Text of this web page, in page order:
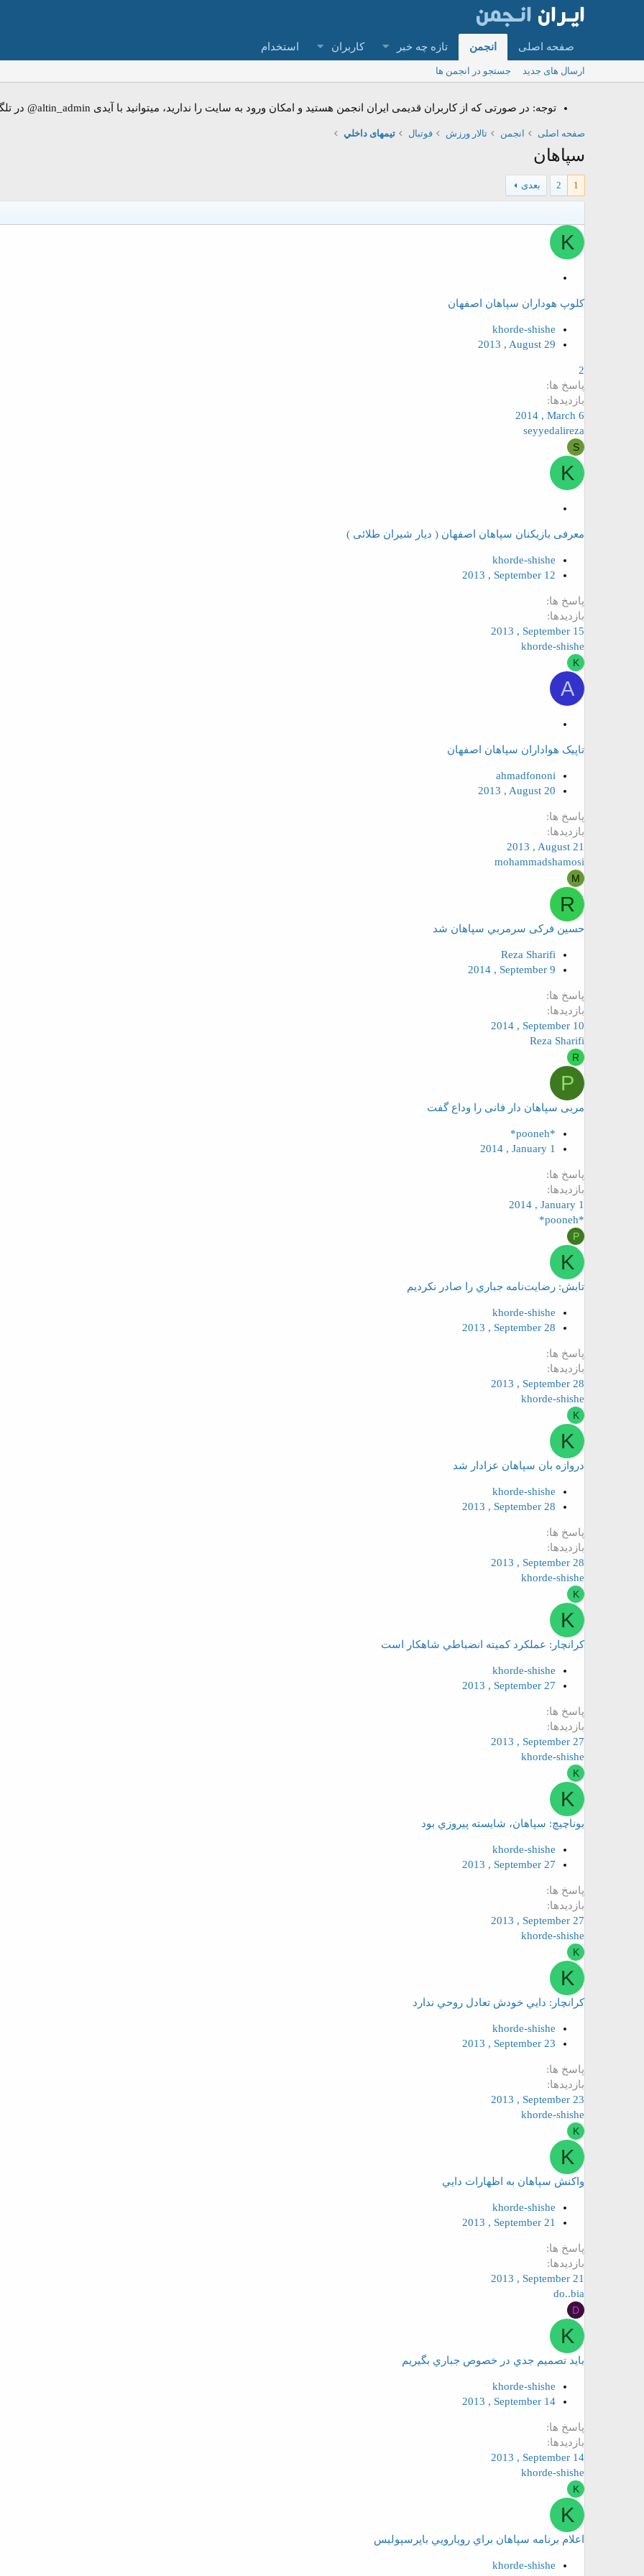
صفحه اصلی انجمن تازه چه خبر کاربران استخدام
ارسال های جدید جستجو در انجمن ها
توجه: در صورتی که از کاربران قدیمی ایران انجمن هستید و امکان ورود به سایت را ندارید، میتوانید با آیدی altin_admin@ در تلگرام تماس حاصل نمایید.
صفحه اصلی انجمن تالار ورزش فوتبال تیمهای داخلي
سپاهان
1
2 بعدی
K
م
کلوپ هوداران سپاهان اصفهان
khorde-shishe
2013 , August 29
2
پاسخ ها
بازدیدها
2014 , March 6
seyyedalireza
S
K
م
معرفی بازیکنان سپاهان اصفهان ( دیار شیران طلائی )
khorde-shishe
2013 , September 12
پاسخ ها
بازدیدها
2013 , September 15
khorde-shishe
K
A
م
تاپیک هواداران سپاهان اصفهان
ahmadfononi
2013 , August 20
پاسخ ها
بازدیدها
2013 , August 21
mohammadshamosi
M
R
حسين فرکی سرمربي سپاهان شد
Reza Sharifi
2014 , September 9
پاسخ ها
بازدیدها
2014 , September 10
Reza Sharifi
R
P
مربی سپاهان دار فانی را وداع گفت
*pooneh*
2014 , January 1
پاسخ ها
بازدیدها
2014 , January 1
*pooneh*
P
K
تابش: رضايت‌نامه جباري را صادر نکرديم
khorde-shishe
2013 , September 28
پاسخ ها
بازدیدها
2013 , September 28
khorde-shishe
K
K
دروازه بان سپاهان عزادار شد
khorde-shishe
2013 , September 28
پاسخ ها
بازدیدها
2013 , September 28
khorde-shishe
K
K
کرانچار: عملکرد کميته انضباطي شاهکار است
khorde-shishe
2013 , September 27
پاسخ ها
بازدیدها
2013 , September 27
khorde-shishe
K
K
بوناچيچ: سپاهان، شايسته پيروزي بود
khorde-shishe
2013 , September 27
پاسخ ها
بازدیدها
2013 , September 27
khorde-shishe
K
K
کرانچار: دايي خودش تعادل روحي ندارد
khorde-shishe
2013 , September 23
پاسخ ها
بازدیدها
2013 , September 23
khorde-shishe
K
K
واکنش سپاهان به اظهارات دايي
khorde-shishe
2013 , September 21
پاسخ ها
بازدیدها
2013 , September 21
do..bia
D
K
بايد تصميم جدي در خصوص جباري بگيريم
khorde-shishe
2013 , September 14
پاسخ ها
بازدیدها
2013 , September 14
khorde-shishe
K
K
اعلام برنامه سپاهان براي رويارويي باپرسپوليس
khorde-shishe